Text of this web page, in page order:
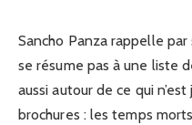
Sancho Panza rappelle
se résume pas à une liste
aussi autour de ce qui
brochures : les temps